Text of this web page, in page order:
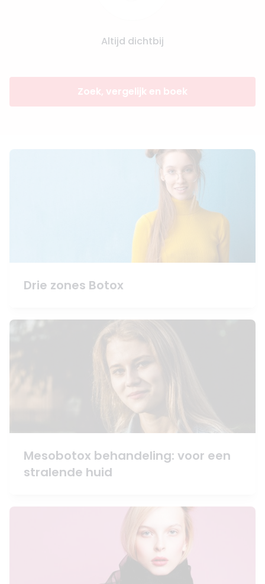
Altijd dichtbij
Zoek, vergelijk en boek
Drie zones Botox
Mesobotox behandeling: voor een
stralende huid